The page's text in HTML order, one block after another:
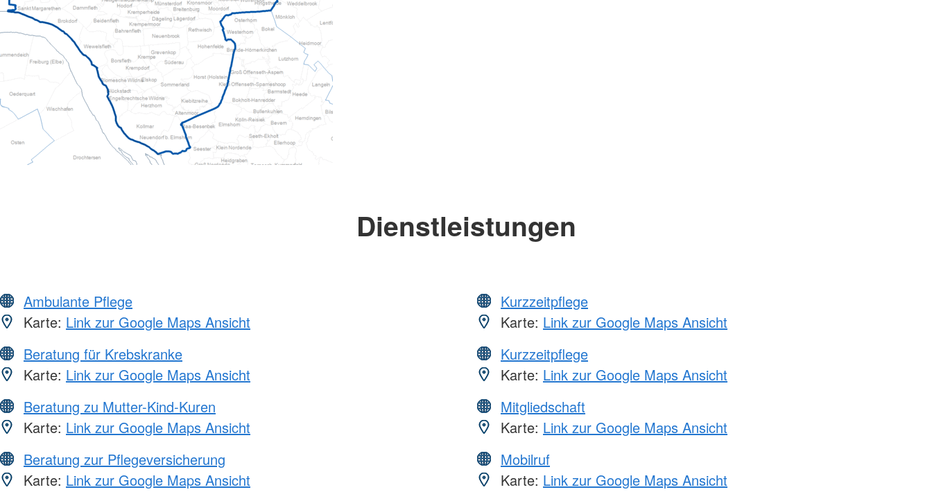
Dienstleistungen
Ambulante Pflege
Karte: Link zur Google Maps Ansicht
Beratung für Krebskranke
Karte: Link zur Google Maps Ansicht
Beratung zu Mutter-Kind-Kuren
Karte: Link zur Google Maps Ansicht
Beratung zur Pflegeversicherung
Karte: Link zur Google Maps Ansicht
Kurzzeitpflege
Karte: Link zur Google Maps Ansicht
Kurzzeitpflege
Karte: Link zur Google Maps Ansicht
Mitgliedschaft
Karte: Link zur Google Maps Ansicht
Mobilruf
Karte: Link zur Google Maps Ansicht